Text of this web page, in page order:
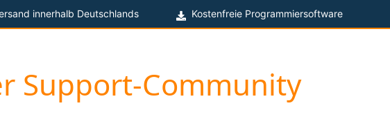
innerhalb Deutschlands Kostenfreie Programmiersoftware
Support-Community